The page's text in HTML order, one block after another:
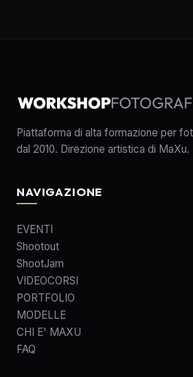
Piattaforma di alta formazione per
dal 2010. Direzione artistica di MaXu.
NAVIGAZIONE
EVENTI
Shootout
ShootJam
VIDEOCORSI
PORTFOLIO
MODELLE
CHI E' MAXU
FAQ